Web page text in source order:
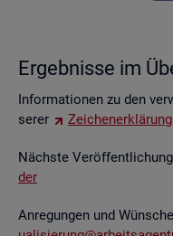
Er­geb­nis­se im
In­for­ma­tio­nen zu den
se­rer
Zei­chen­er­klä­rung
Nächs­te
der
An­re­gun­gen und